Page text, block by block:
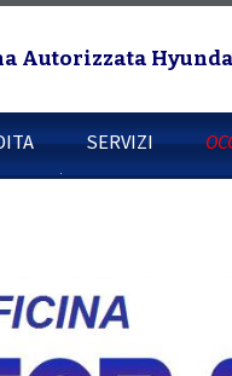
Autorizzata
Milano
SERVIZI
Elettrauto